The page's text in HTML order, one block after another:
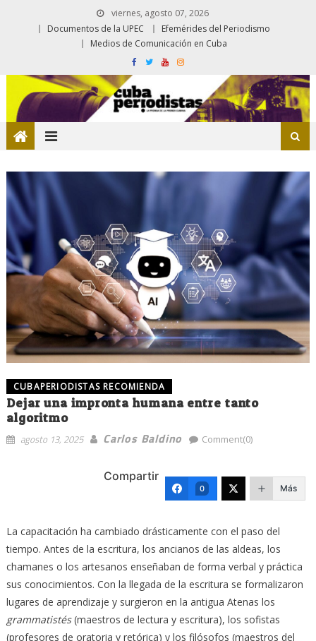
viernes, agosto 07, 2026
Documentos de la UPEC
Efemérides del Periodismo
Medios de Comunicación en Cuba
CUBAPERIODISTAS RECOMIENDA
Dejar una impronta humana entre tanto
algoritmo
agosto 13, 2025 Carlos Baldino Comment(0)
Compartir
0 Más
La capacitación ha cambiado drásticamente con el paso del
tiempo. Antes de la escritura, los ancianos de las aldeas, los
chamanes o los artesanos enseñaban de forma verbal y práctica
sus conocimientos. Con la llegada de la escritura se formalizaron
lugares de aprendizaje y surgieron en la antigua Atenas los
grammatistés(maestros de lectura y escritura), los sofistas
(profesores de oratoria y retórica) y los filósofos (maestros del